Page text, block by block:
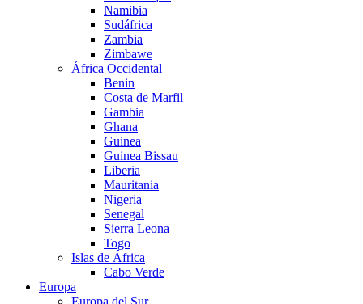
Namibia
Sudáfrica
Zambia
Zimbawe
África Occidental
Benin
Costa de Marfil
Gambia
Ghana
Guinea
Guinea Bissau
Liberia
Mauritania
Nigeria
Senegal
Sierra Leona
Togo
Islas de África
Cabo Verde
Europa
Europa del Sur